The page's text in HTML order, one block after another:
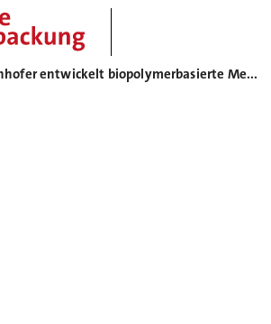
Fraunhofer entwickelt biopolymerbasierte Mehrlagenfolien für Lebensmittelverpackungen